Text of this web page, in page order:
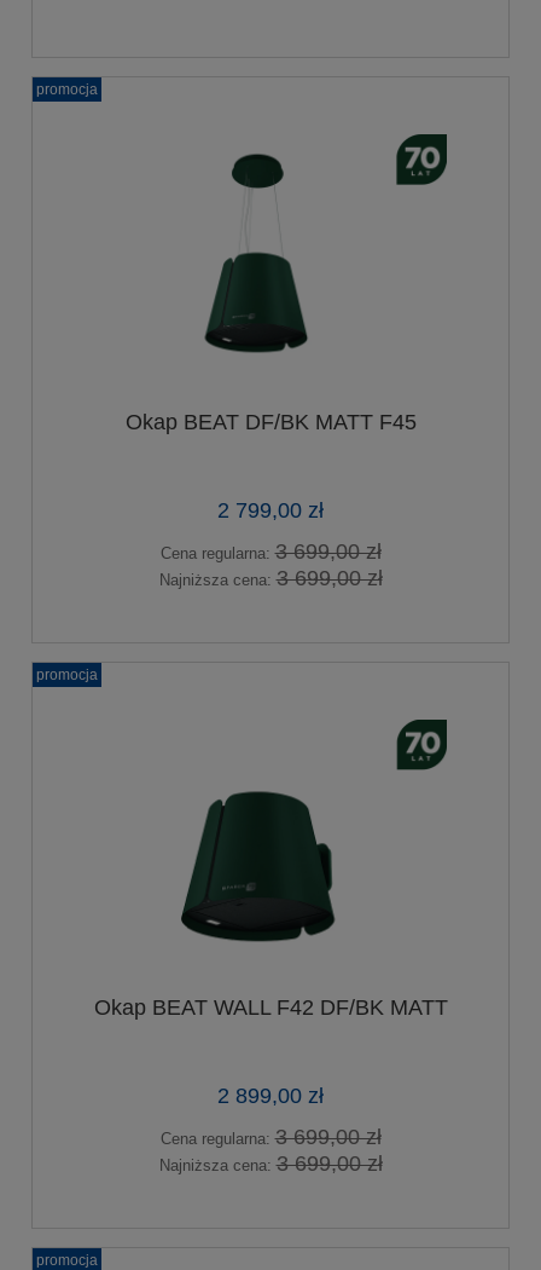
Okap BEAT DF/BK MATT F45
2 799,00 zł
Cena regularna:3 699,00 zł
Najniższa cena:3 699,00 zł
promocja
Okap BEAT WALL F42 DF/BK MATT
2 899,00 zł
Cena regularna:3 699,00 zł
Najniższa cena:3 699,00 zł
promocja
promocja